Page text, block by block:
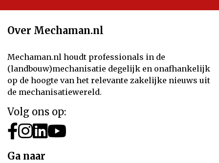
Over Mechaman.nl
Mechaman.nl houdt professionals in de
(landbouw)mechanisatie degelijk en onafhankelijk
op de hoogte van het relevante zakelijke nieuws uit
de mechanisatiewereld.
Volg ons op:
Ga naar